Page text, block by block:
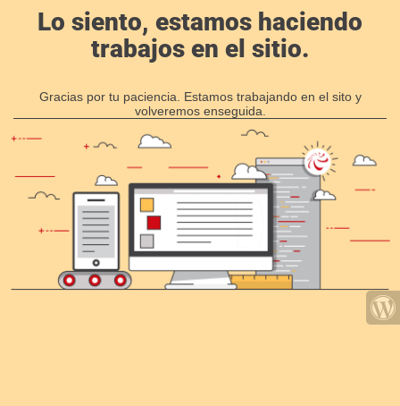
Lo siento, estamos haciendo
trabajos en el sitio.
Gracias por tu paciencia. Estamos trabajando en el sito y
volveremos enseguida.